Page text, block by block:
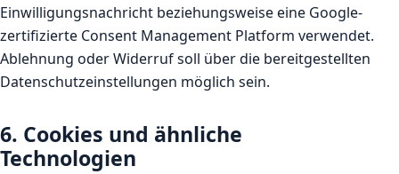
Einwilligungsnachricht beziehungsweise eine Google-
zertifizierte Consent Management Platform verwendet.
Ablehnung oder Widerruf soll über die bereitgestellten
Datenschutzeinstellungen möglich sein.
6. Cookies und ähnliche
Technologien